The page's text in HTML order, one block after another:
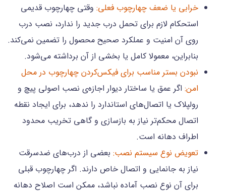
خرابی یا ضعف چهارچوب فعلی: وقتی چهارچوب قدیمی
استحکام لازم برای تحمل درب جدید را ندارد، نصب درب
روی آن امنیت و عملکرد صحیح محصول را تضمین نمی‌کند.
بنابراین، معمولا کامل یا بخشی از آن برداشته می‌شود.
نبودن بستر مناسب برای فیکس‌کردن چهارچوب در محل
امن: اگر عمق یا ساختار دیوار اجازه‌ی نصب اصولی پیچ و
رولپلاک یا اتصال‌های استاندارد را ندهد، برای ایجاد نقطه
اتصال محکم‌تر نیاز به بازسازی و گاهی تخریب محدود
اطراف دهانه است.
تعویض نوع سیستم نصب: بعضی از درب‌های ضدسرقت
نیاز به جانمایی و اتصال خاص دارند. اگر چهارچوب قبلی
برای آن نوع نصب آماده نباشد، ممکن است اصلاح دهانه